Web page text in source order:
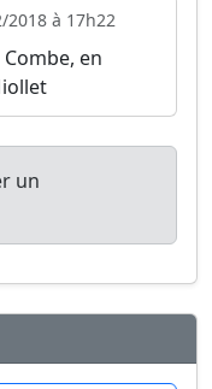
2018 à 17h22
en
un